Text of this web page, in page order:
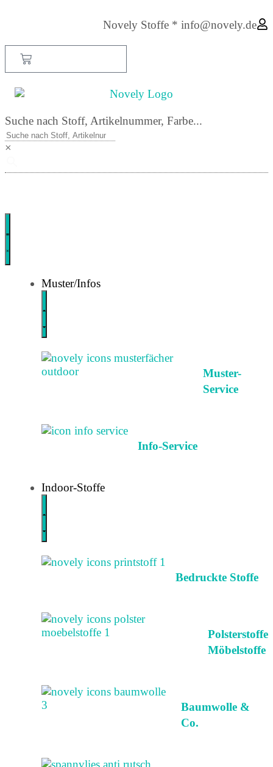
Novely Stoffe * info@novely.de
Suche nach Stoff, Artikelnummer, Farbe...
×
Muster/Infos
Muster-
Service
Info-Service
Indoor-Stoffe
Bedruckte Stoffe
Polsterstoffe
Möbelstoffe
Baumwolle &
Co.